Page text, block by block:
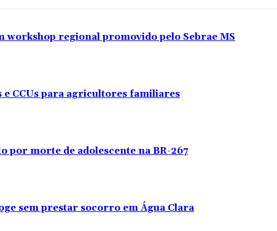
regional promovido pelo Sebrae MS
CCUs para agricultores familiares
por morte de adolescente na BR-267
sem prestar socorro em Água Clara